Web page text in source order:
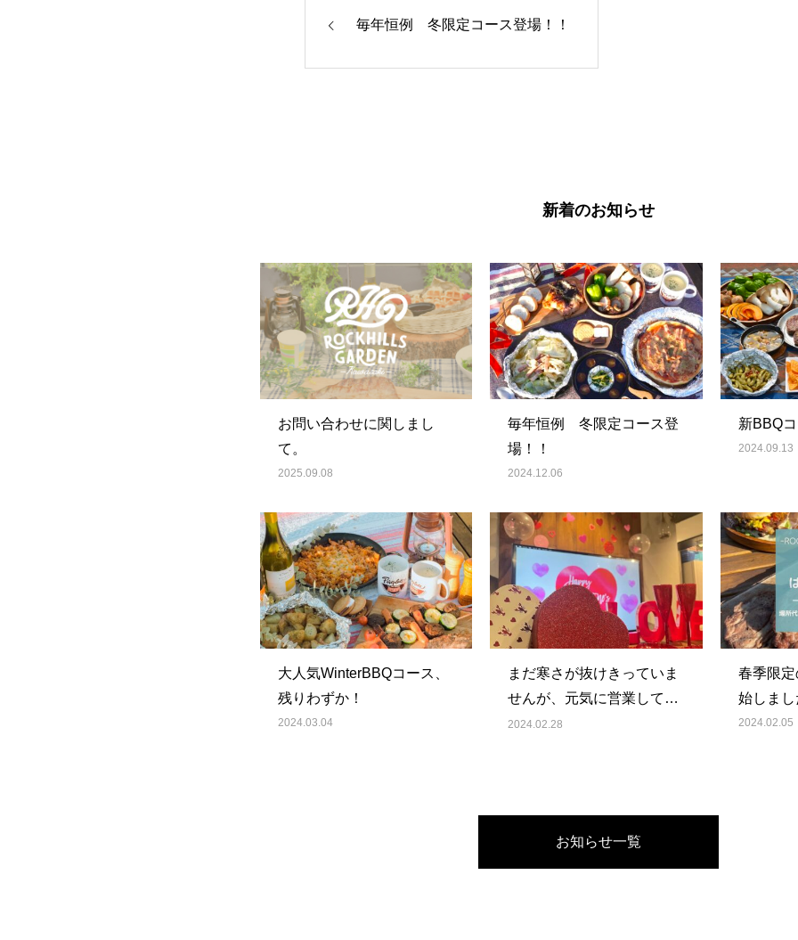
毎年恒例 冬限定コース登場！！
新着のお知らせ
お問い合わせに関しまし
て。
2025.09.08
毎年恒例 冬限定コース登
場！！
2024.12.06
新BBQ
2024.09.13
大人気WinterBBQコース、
残りわずか！
2024.03.04
まだ寒さが抜けきっていま
せんが、元気に営業してお
ります！！
2024.02.28
春季限
始しまし
2024.02.05
お知らせ一覧